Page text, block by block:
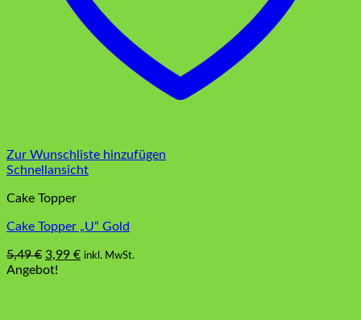
Zur Wunschliste hinzufügen
Schnellansicht
Cake Topper
Cake Topper „U“ Gold
5,49€ Ursprünglicher
Preis
3,99 €Aktueller
inkl. MwSt.
Angebot!